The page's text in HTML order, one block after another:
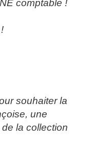
comptable !
souhaiter la
une
la collection